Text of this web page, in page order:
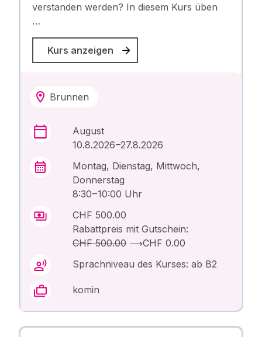
verstanden werden? In diesem Kurs üben
…
Kurs anzeigen
Brunnen
August
10.8.2026 –27.8.2026
Montag, Dienstag, Mittwoch,
Donnerstag
8:30 – 10:00 Uhr
CHF 500.00
Rabattpreis mit Gutschein:
CHF 500.00⟶CHF 0.00
Sprachniveau des Kurses: ab B2
komin